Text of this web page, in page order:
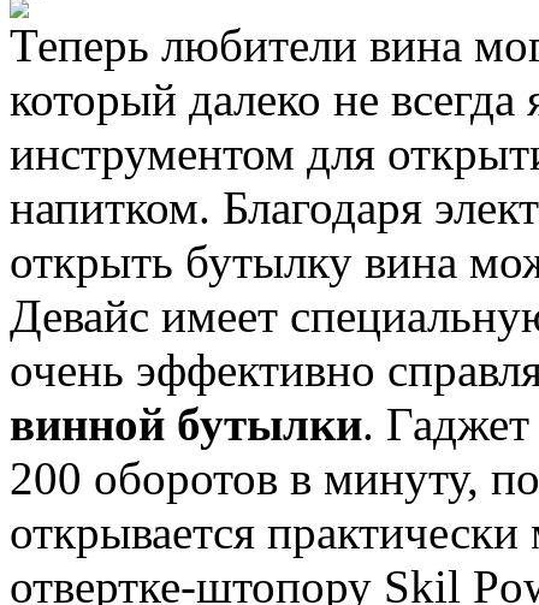
Теперь любители вина
который далеко не
инструментом для
напитком. Благодаря
открыть бутылку вина
Девайс имеет
очень эффективно
винной бутылки. Гаджет
200 оборотов в минуту,
открывается
отвертке-штопору Skil